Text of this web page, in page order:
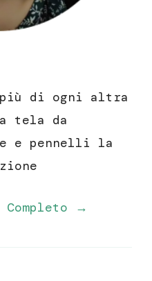
più di ogni altra
tela da
e pennelli la
→